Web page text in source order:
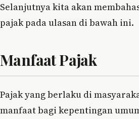
Selanjutnya kita akan
pajak pada ulasan di bawah ini.
Manfaat Pajak
Pajak yang berlaku di
manfaat bagi kepentingan